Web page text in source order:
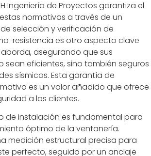
Ingeniería de Proyectos garantiza el
normativas a través de un
selección y verificación de
resistencia es otro aspecto clave
asegurando que sus
sean eficientes, sino también seguros
sísmicas. Esta garantía de
es un valor añadido que ofrece
a los clientes.
de instalación es fundamental para
óptimo de la ventanería.
medición estructural precisa para
perfecto, seguido por un anclaje